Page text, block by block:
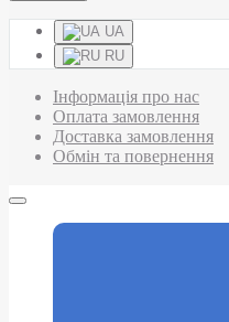
UA
RU
Інформація про нас
Оплата замовлення
Доставка замовлення
Обмін та повернення